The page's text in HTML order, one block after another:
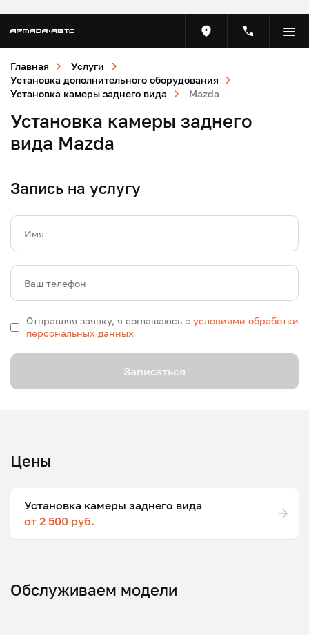
Главная
Услуги
Установка дополнительного оборудования
Установка камеры заднего вида
Mazda
Установка камеры заднего
вида Mazda
Запись на услугу
Имя
Ваш телефон
Отправляя заявку, я соглашаюсь с условиями обработки
персональных данных
Записаться
Цены
Установка камеры заднего вида
от 2 500 руб.
Обслуживаем модели